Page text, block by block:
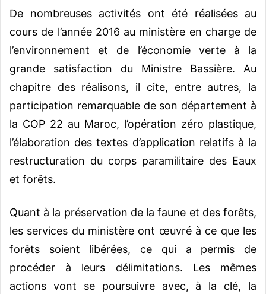
De nombreuses activités ont été réalisées au
cours de l’année 2016 au ministère en charge de
l’environnement et de l’économie verte à la
grande satisfaction du Ministre Bassière. Au
chapitre des réalisons, il cite, entre autres, la
participation remarquable de son département à
la COP 22 au Maroc, l’opération zéro plastique,
l’élaboration des textes d’application relatifs à la
restructuration du corps paramilitaire des Eaux
et forêts.
Quant à la préservation de la faune et des forêts,
les services du ministère ont œuvré à ce que les
forêts soient libérées, ce qui a permis de
procéder à leurs délimitations. Les mêmes
actions vont se poursuivre avec, à la clé, la